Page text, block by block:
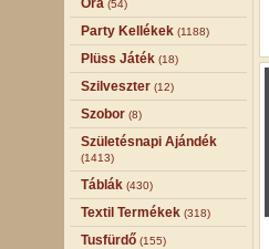
Óra (54)
Party Kellékek (1188)
Plüss Játék (18)
Szilveszter (12)
Szobor (8)
Születésnapi Ajándék
(1413)
Táblák (430)
Textil Termékek (318)
Tusfürdő (155)